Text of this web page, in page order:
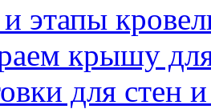
этапы
крышу
для стен